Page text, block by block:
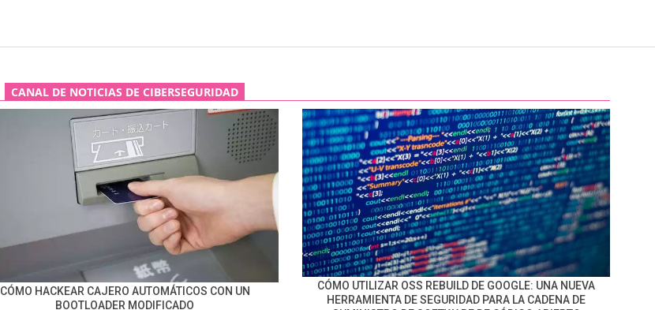
CANAL DE NOTICIAS DE CIBERSEGURIDAD
CÓMO HACKEAR CAJERO AUTOMÁTICOS CON UN
BOOTLOADER MODIFICADO
CÓMO UTILIZAR OSS REBUILD DE GOOGLE: UNA NUEVA
HERRAMIENTA DE SEGURIDAD PARA LA CADENA DE